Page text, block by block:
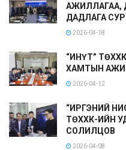
АЖИЛЛАГАА,
ДАДЛАГА
2026-04-18
“ИНҮТ”
ХАМТЫН
2026-04-12
“ИРГЭНИЙ
ТӨХХК-ИЙН
СОЛИЛЦОВ
2026-04-08